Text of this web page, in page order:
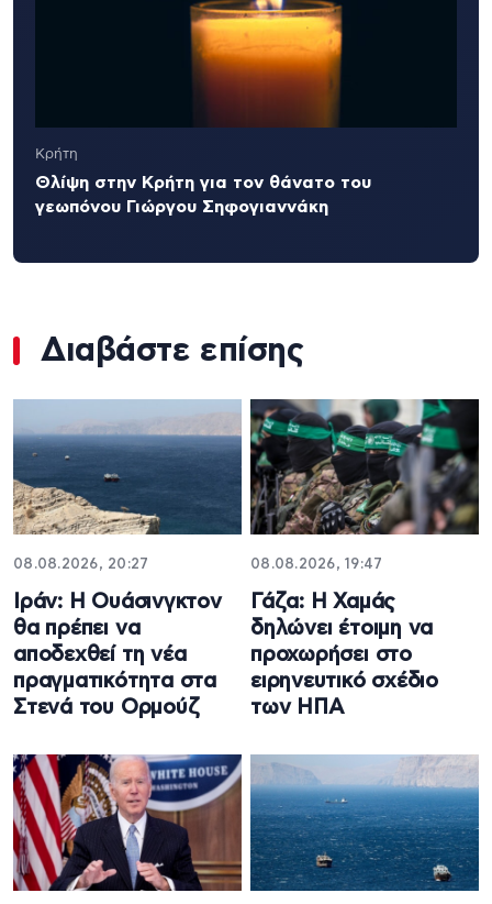
Κρήτη
Θλίψη στην Κρήτη για τον θάνατο του
γεωπόνου Γιώργου Σηφογιαννάκη
Διαβάστε επίσης
08.08.2026, 20:27
Ιράν: Η Ουάσινγκτον
θα πρέπει να
αποδεχθεί τη νέα
πραγματικότητα στα
Στενά του Ορμούζ
08.08.2026, 19:47
Γάζα: Η Χαμάς
δηλώνει έτοιμη να
προχωρήσει στο
ειρηνευτικό σχέδιο
των ΗΠΑ